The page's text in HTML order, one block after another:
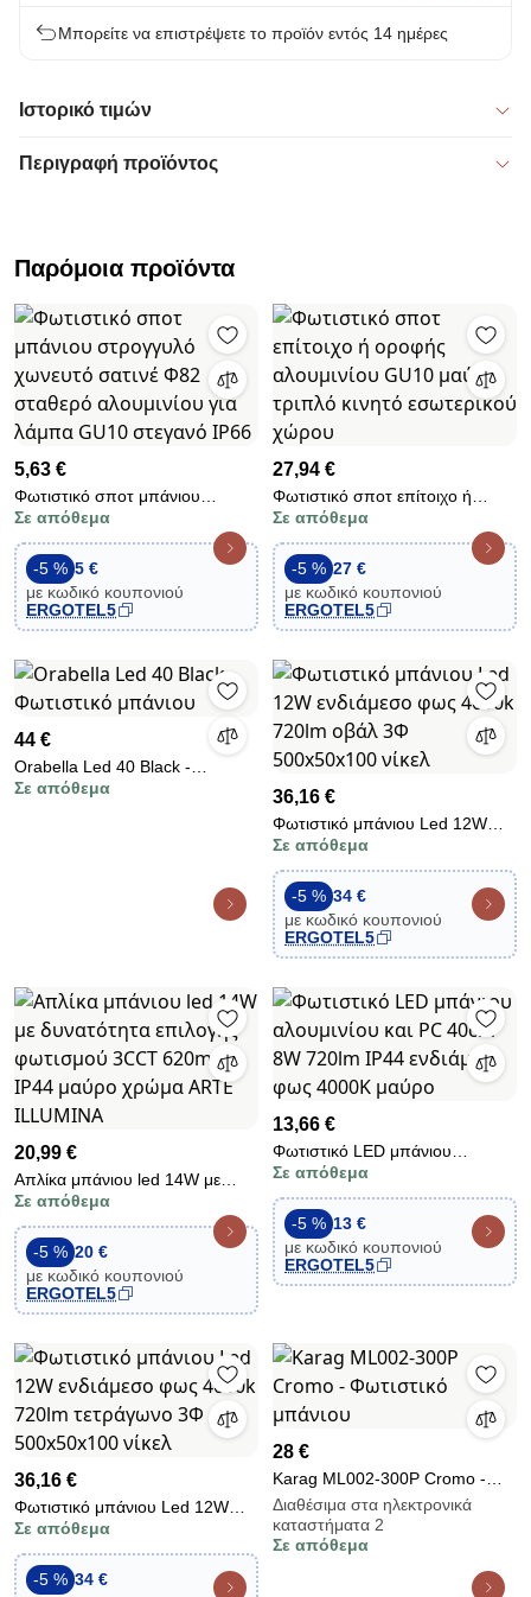
Μπορείτε να επιστρέψετε το προϊόν εντός 14 ημέρες
Ιστορικό τιμών
Περιγραφή προϊόντος
Παρόμοια προϊόντα
5,63 €
Φωτιστικό σποτ μπάνιου
στρογγυλό χωνευτό σατινέ Φ82
σταθερό αλουμινίου για λάμπα
GU10 στεγανό IP66
Σε απόθεμα
-5 % 5 €
με κωδικό κουπονιού
ERGOTEL5
27,94 €
Φωτιστικό σποτ επίτοιχο ή
οροφής αλουμινίου GU10 μαύρο
τριπλό κινητό εσωτερικού
χώρου
Σε απόθεμα
-5 % 27 €
με κωδικό κουπονιού
ERGOTEL5
44 €
Orabella Led 40 Black -
Φωτιστικό μπάνιου
Σε απόθεμα 36,16 €
Φωτιστικό μπάνιου Led 12W
ενδιάμεσο φως 4000k 720lm
οβάλ 3Φ 500x50x100 νίκελ
Σε απόθεμα
-5 % 34 €
με κωδικό κουπονιού
ERGOTEL5
20,99 €
Απλίκα μπάνιου led 14W με
δυνατότητα επιλογής φωτισμού
3CCT 620mm IP44 μαύρο
χρώμα ARTE ILLUMINA
Σε απόθεμα
-5 % 20 €
με κωδικό κουπονιού
ERGOTEL5
13,66 €
Φωτιστικό LED μπάνιου
αλουμινίου και PC 40cm 8W
720lm IP44 ενδιάμεσο φως
4000K μαύρο
Σε απόθεμα
-5 % 13 €
με κωδικό κουπονιού
ERGOTEL5
36,16 €
Φωτιστικό μπάνιου Led 12W
ενδιάμεσο φως 4000k 720lm
τετράγωνο 3Φ 500x50x100 νίκελ
Σε απόθεμα
-5 % 34 €
28 €
Karag ML002-300P Cromo -
Φωτιστικό μπάνιου
Διαθέσιμα στα ηλεκτρονικά
καταστήματα 2
Σε απόθεμα